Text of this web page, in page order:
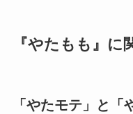
『やたもも』に
「やたモテ」と